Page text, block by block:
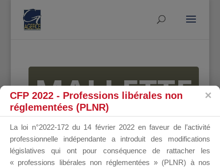
MALLETTE
DU
CFP 2022 - Professions libérales non
réglementées (PLNR)
La loi n°2022-172 du 14 février 2022 en faveur de l’activité
professionnelle indépendante a introduit des modifications
législatives qui ont pour conséquence de rattacher les
« professions libérales non réglementées » (PLNR) à nos